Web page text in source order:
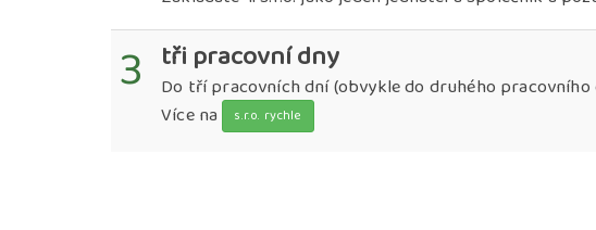
3 tři pracovní dny
Do tří pracovních dní (obvykle do druhého
Více na
s.r.o. rychle